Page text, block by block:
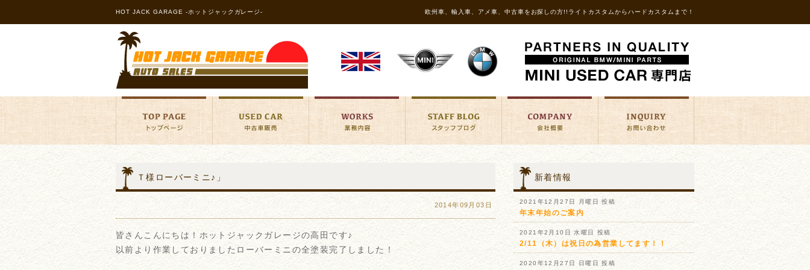
HOT JACK GARAGE -ホットジャックガレージ- 欧州車、輸入車、アメ車、中古車をお探しの方!!ライトカスタムからハードカスタムまで！
Ｔ様ローバーミニ♪」
2014年09月03日
皆さんこんにちは！ホットジャックガレージの高田です♪
以前より作業しておりましたローバーミニの全塗装完了しました！
新着情報
2021年12月27日 月曜日 投稿
年末年始のご案内
2021年2月10日 水曜日 投稿
2/11（木）は祝日の為営業してます！！
2020年12月27日 日曜日 投稿